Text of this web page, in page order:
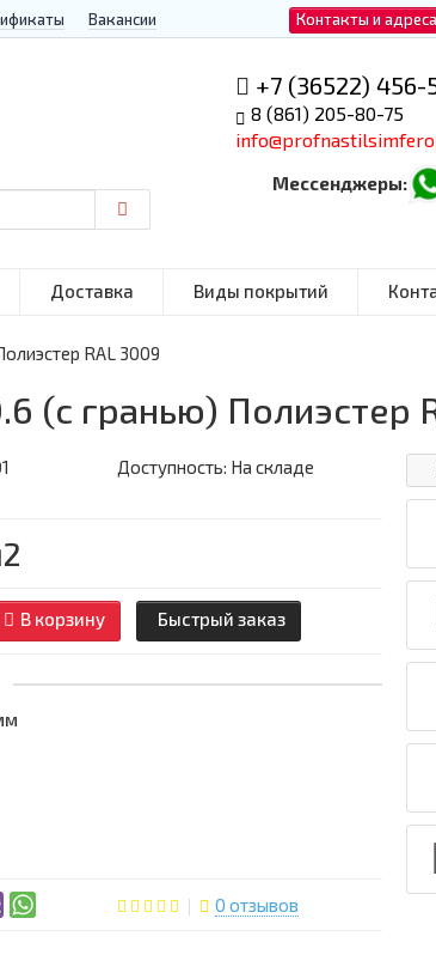
Контакты и адреса
Вакансии
+7 (36522) 456-
8 (861) 205-80-75
Мессенджеры:
Доставка Виды покрытий
RAL 3009
(с гранью) Полиэстер
Доступность: На складе
В корзину Быстрый заказ
0 отзывов